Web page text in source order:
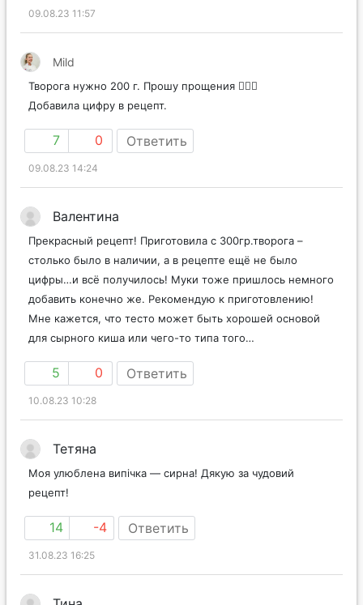
09.08.23 11:57
Mild
Творога нужно 200 г. Прошу прощения 🤦🏼‍♀️
Добавила цифру в рецепт.
7 0 Ответить
09.08.23 14:24
Валентина
Прекрасный рецепт! Приготовила с 300гр.творога –
столько было в наличии, а в рецепте ещё не было
цифры…и всё получилось! Муки тоже пришлось немного
добавить конечно же. Рекомендую к приготовлению!
Мне кажется, что тесто может быть хорошей основой
для сырного киша или чего-то типа того…
5 0 Ответить
10.08.23 10:28
Тетяна
Моя улюблена випічка — сирна! Дякую за чудовий
рецепт!
14 -4 Ответить
31.08.23 16:25